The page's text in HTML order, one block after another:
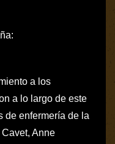
a los
a lo largo de este
de enfermería de la
Anne